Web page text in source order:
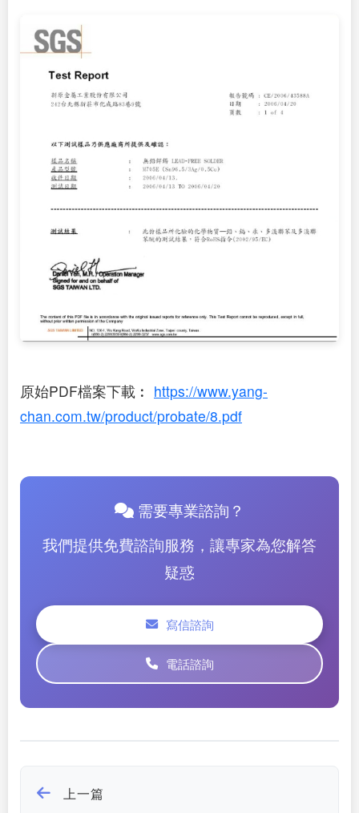
原始PDF檔案下載︰ https://www.yang-
chan.com.tw/product/probate/8.pdf
需要專業諮詢？
我們提供免費諮詢服務，讓專家為您解答
疑惑
寫信諮詢
電話諮詢
上一篇